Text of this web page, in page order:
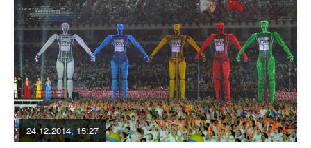
24.12.2014, 15:27